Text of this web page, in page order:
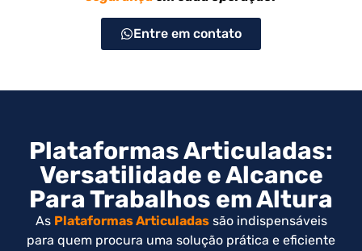
Entre em contato
Plataformas Articuladas:
Versatilidade e Alcance
Para Trabalhos em Altura
As Plataformas Articuladassão indispensáveis
para quem procura uma solução prática e eficiente